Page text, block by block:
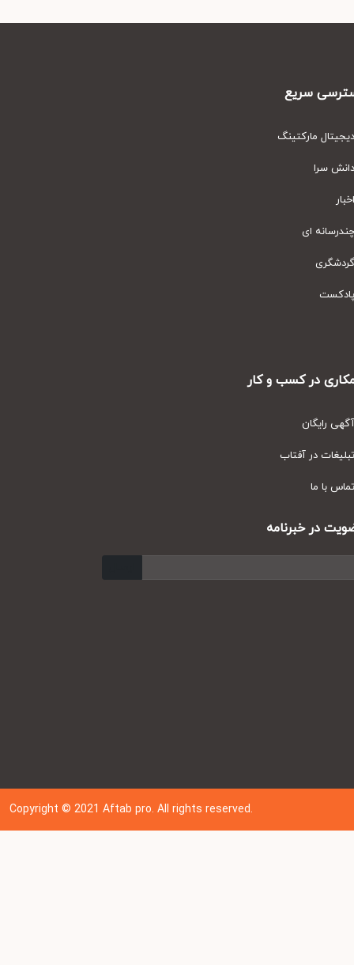
سریع
مارکتینگ
سرا
ای
در کسب و کار
رایگان
در آفتاب
با ما
در خبرنامه
Copyright © 202 1Aftab pro. All rights reserved.